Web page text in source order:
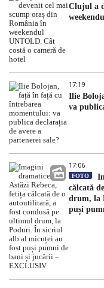
Clujul a
17:19
Ilie
va
17:06
FOTO
călcată
drum, la
puși